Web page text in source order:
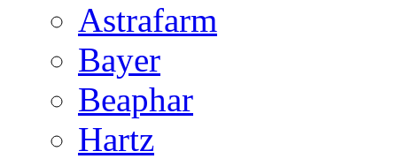
Astrafarm
Bayer
Beaphar
Hartz